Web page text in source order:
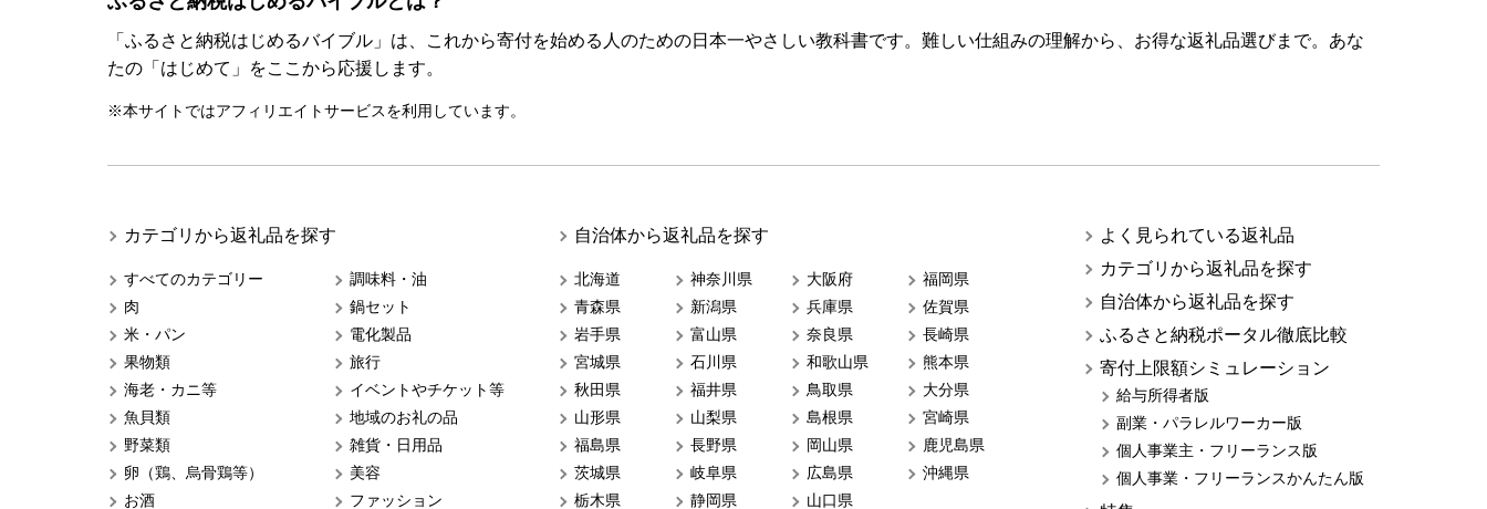
「ふるさと納税はじめるバイブル」は、これから寄付を始める人のための日本一やさしい教科書です。難しい仕組みの理解から、お得な返礼品選びまで。あな
たの「はじめて」をここから応援します。
※本サイトではアフィリエイトサービスを利用しています。
カテゴリから返礼品を探す
すべてのカテゴリー
肉
米・パン
果物類
海老・カニ等
魚貝類
野菜類
卵（鶏、烏骨鶏等）
お酒
調味料・油
鍋セット
電化製品
旅行
イベントやチケット等
地域のお礼の品
雑貨・日用品
美容
ファッション
自治体から返礼品を探す
北海道
青森県
岩手県
宮城県
秋田県
山形県
福島県
茨城県
栃木県
神奈川県
新潟県
富山県
石川県
福井県
山梨県
長野県
岐阜県
静岡県
大阪府
兵庫県
奈良県
和歌山県
鳥取県
島根県
岡山県
広島県
山口県
福岡県
佐賀県
長崎県
熊本県
大分県
宮崎県
鹿児島県
沖縄県
よく見られている返礼品
カテゴリから返礼品を探す
自治体から返礼品を探す
ふるさと納税ポータル徹底比較
寄付上限額シミュレーション
給与所得者版
副業・パラレルワーカー版
個人事業主・フリーランス版
個人事業・フリーランスかんたん版